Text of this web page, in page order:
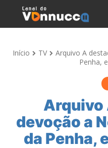
Início TV
Arquivo A
Penha,
Arquivo
devoção a
da Penha,